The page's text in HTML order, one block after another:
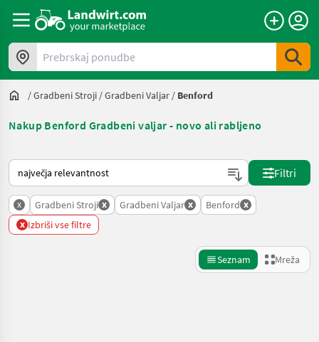
Prebrskaj ponudbe
/Gradbeni Stroji /Gradbeni Valjar / Benford
Nakup Benford Gradbeni valjar - novo ali rabljeno
Tako je razvrščeno na Landwirt.com
Filtri
x Gradbeni Stroji x Gradbeni Valjar x Benford x
x Izbriši vse filtre
Seznam Mreža